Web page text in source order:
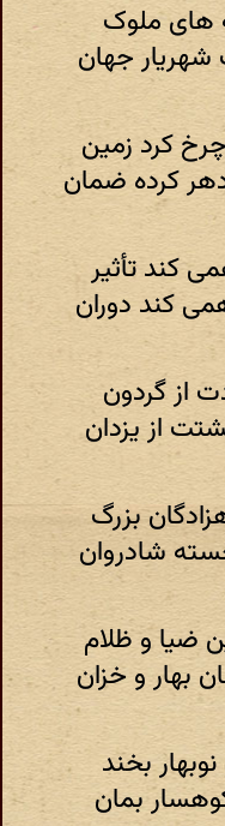
های ملوک
جهان
کرد زمین
کرده ضمان
کند تأثیر
کند دوران
از گردون
از یزدان
بزرگ
شادروان
ضیا و ظلام
بهار و خزان
بخند
بمان